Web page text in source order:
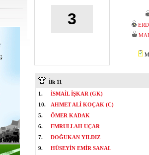
3
İlk 11
1.
İSMAİL İŞKAR (GK)
10.
AHMET ALİ KOÇAK (C)
5.
ÖMER KADAK
6.
EMRULLAH UÇAR
7.
DOĞUKAN YILDIZ
9.
HÜSEYİN EMİR SANAL